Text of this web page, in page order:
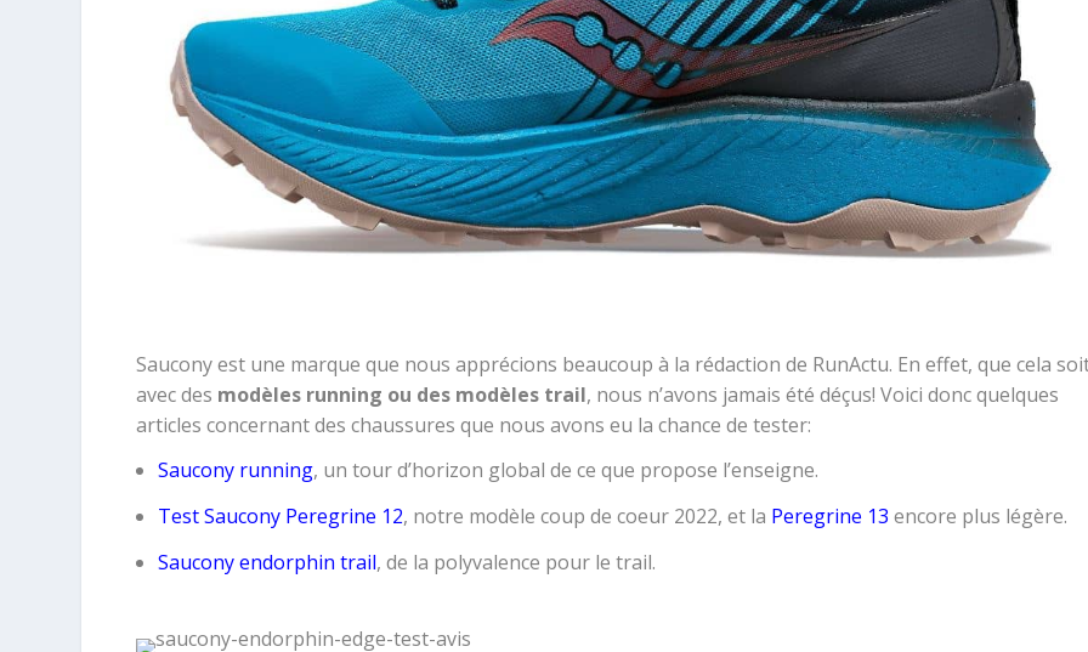
Saucony est une marque que nous apprécions beaucoup à la rédaction de RunActu. En effet, que cela
avec des modèles running ou des modèles trail, nous n’avons jamais été déçus! Voici donc quelques
articles concernant des chaussures que nous avons eu la chance de tester:
Saucony running, un tour d’horizon global de ce que propose l’enseigne.
Test Saucony Peregrine 12, notre modèle coup de coeur 2022, et la Peregrine 13 encore plus légère.
Saucony endorphin trail, de la polyvalence pour le trail.